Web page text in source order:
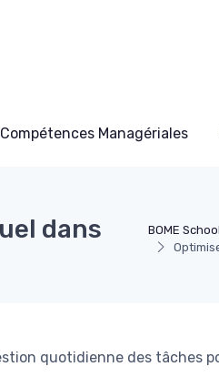
Compétences Managériales
BOME School
dans
quotidienne des tâches